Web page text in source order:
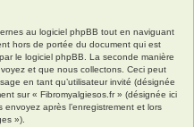
au logiciel phpBB tout en naviguant
hors de portée du document qui est
le logiciel phpBB. La seconde manière
et que nous collectons. Ceci peut
en tant qu’utilisateur invité (désignée
sur « Fibromyalgiesos.fr » (désignée ici
après l’enregistrement et lors
»).